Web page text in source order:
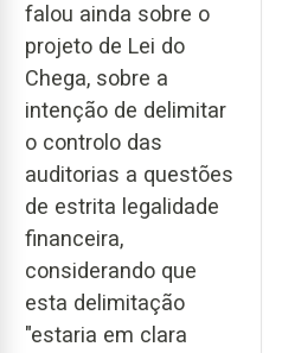
falou ainda sobre o
projeto de Lei do
Chega, sobre a
intenção de delimitar
o controlo das
auditorias a questões
de estrita legalidade
financeira,
considerando que
esta delimitação
"estaria em clara